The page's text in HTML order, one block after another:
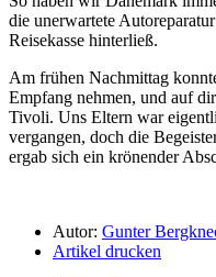
die unerwartete
Reisekasse hinterließ.
Am frühen Nachmittag
Empfang nehmen, und auf
Tivoli. Uns Eltern war
vergangen, doch die
ergab sich ein krönender
Autor: Gunter
Artikel drucken